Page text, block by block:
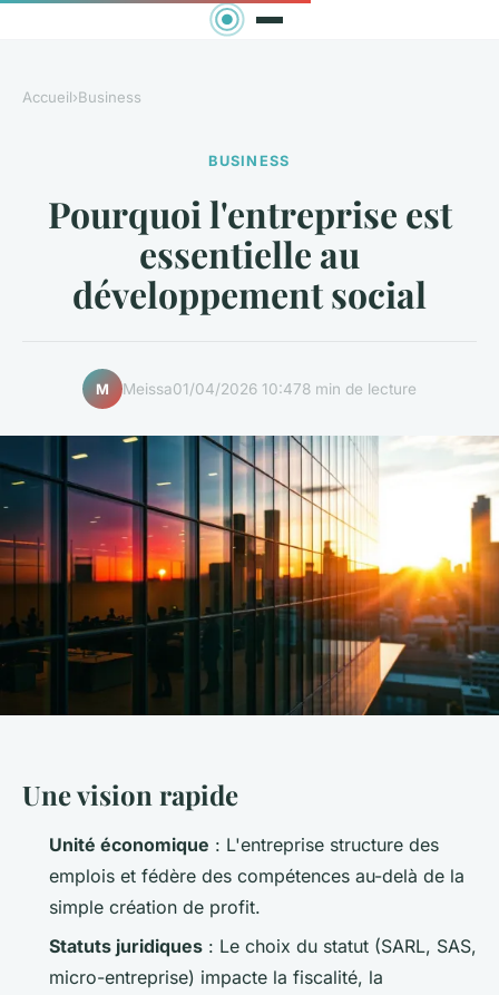
Accueil›Business
BUSINESS
Pourquoi l'entreprise est
essentielle au
développement social
M Meissa01/04/2026 10:478 min de lecture
Une vision rapide
Unité économique : L'entreprise structure des
emplois et fédère des compétences au-delà de la
simple création de profit.
Statuts juridiques : Le choix du statut (SARL, SAS,
micro-entreprise) impacte la fiscalité, la